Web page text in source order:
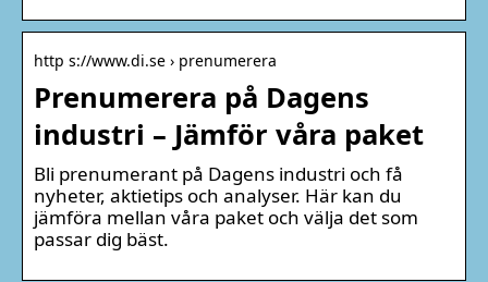
http s://www.di.se › prenumerera
Prenumerera på Dagens
industri – Jämför våra paket
Bli prenumerant på Dagens industri och få
nyheter, aktietips och analyser. Här kan du
jämföra mellan våra paket och välja det som
passar dig bäst.